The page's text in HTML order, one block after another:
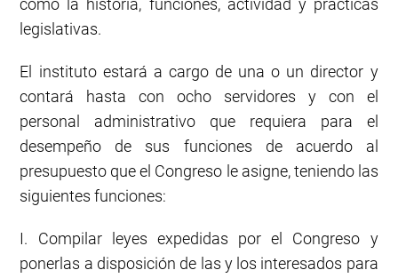
como la historia, funciones, actividad y prácticas
legislativas.
El instituto estará a cargo de una o un director y
contará hasta con ocho servidores y con el
personal administrativo que requiera para el
desempeño de sus funciones de acuerdo al
presupuesto que el Congreso le asigne, teniendo las
siguientes funciones:
I. Compilar leyes expedidas por el Congreso y
ponerlas a disposición de las y los interesados para